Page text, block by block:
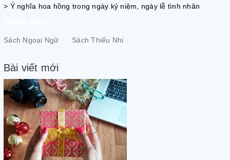
> Ý nghĩa hoa hồng trong ngày kỷ niệm, ngày lễ tình nhân
Sách Ngoại Ngữ Sách Thiếu Nhi
Bài viết mới